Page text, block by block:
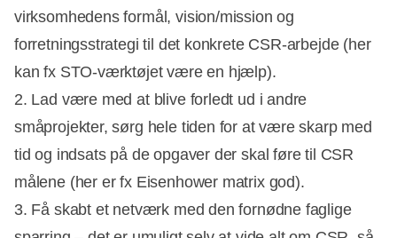
virksomhedens formål, vision/mission og
forretningsstrategi til det konkrete CSR-arbejde (her
kan fx STO-værktøjet være en hjælp).
2. Lad være med at blive forledt ud i andre
småprojekter, sørg hele tiden for at være skarp med
tid og indsats på de opgaver der skal føre til CSR
målene (her er fx Eisenhower matrix god).
3. Få skabt et netværk med den fornødne faglige